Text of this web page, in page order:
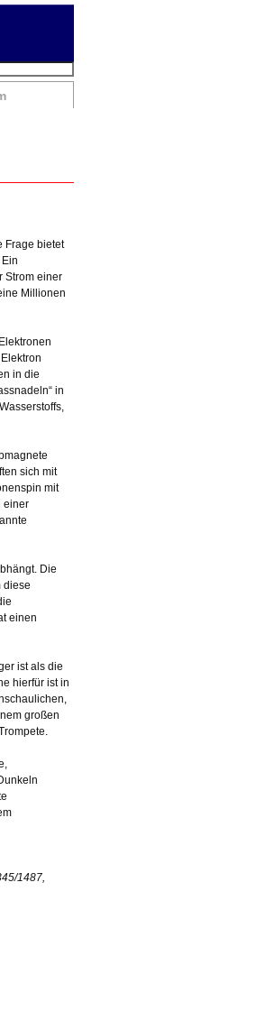
Frage bietet
Strom einer
Millionen
in die
in
sich mit
mit
einer
Die
diese
einen
ist als die
hierfür ist in
großen
1487,